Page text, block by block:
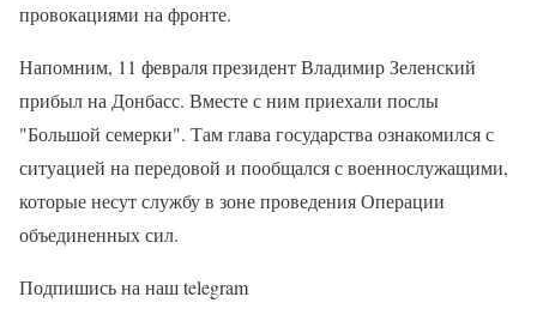
провокациями на фронте.
Напомним, 11 февраля президент Владимир Зеленский
прибыл на Донбасс. Вместе с ним приехали послы
"Большой семерки". Там глава государства ознакомился с
ситуацией на передовой и пообщался с военнослужащими,
которые несут службу в зоне проведения Операции
объединенных сил.
Подпишись на наш telegram